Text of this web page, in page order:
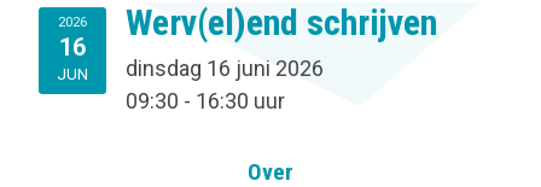
2026
16
JUN
Werv(el)end schrijven
dinsdag 16 juni 2026
09:30 - 16:30 uur
Over